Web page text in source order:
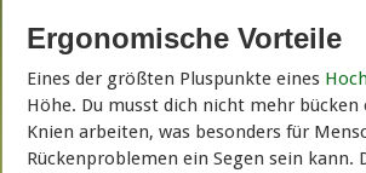
Ergonomische Vorteile
Eines der größten Pluspunkte eines
Höhe. Du musst dich nicht mehr bücken
Knien arbeiten, was besonders für
Rückenproblemen ein Segen sein kann.